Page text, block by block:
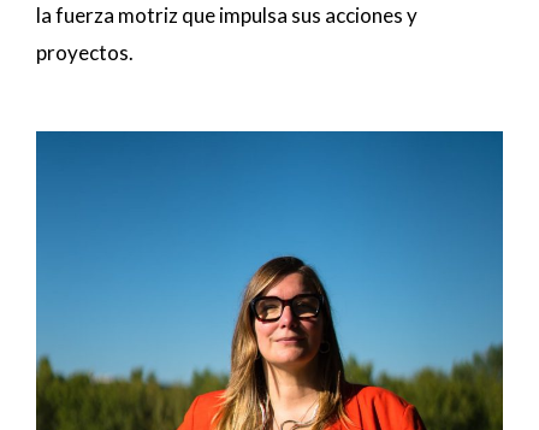
la fuerza motriz que impulsa sus acciones y
proyectos.